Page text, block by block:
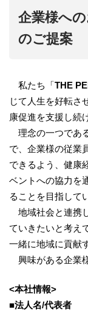
企業様へ
のご提案
私たち「THE
じて人生を好転さ
康促進を支援し続
理念の一つであ
で、企業様の従業
できるよう、健康
ベントへの協力を
ることを目指して
地域社会と連携
ていきたいと考え
一緒に地域に貢献
興味がある企業
<本社情報>
■法人名/代表者